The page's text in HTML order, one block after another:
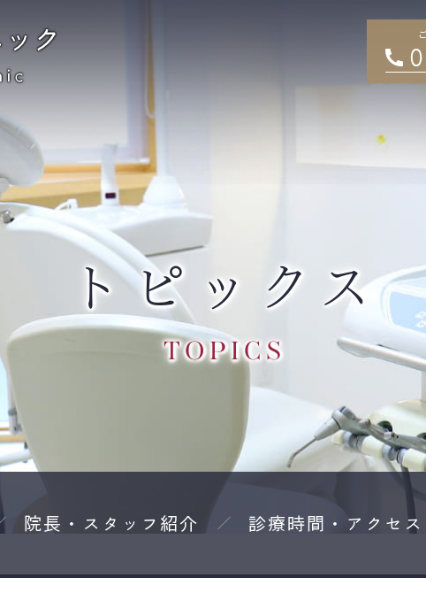
トピックス
TOPICS
院長・スタッフ紹介 診療時間・アクセス